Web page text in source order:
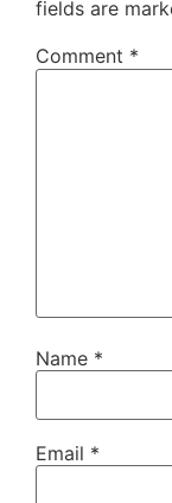
fields are
Comment *
Name *
Email *